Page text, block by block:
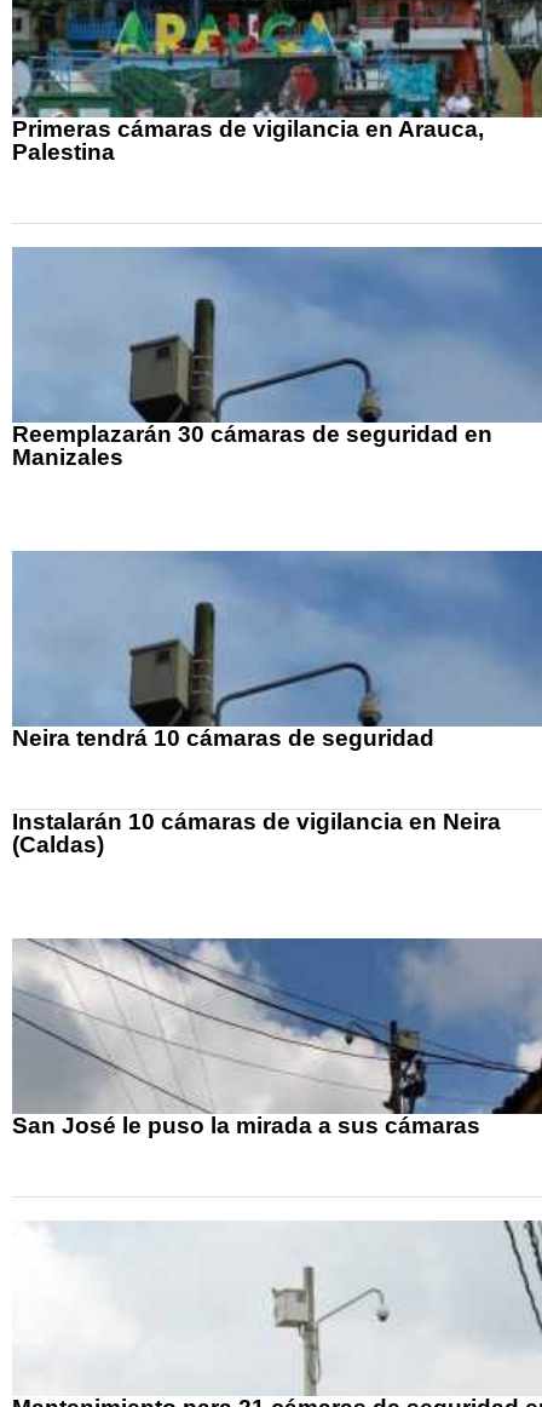
Primeras cámaras de vigilancia en Arauca,
Palestina
Reemplazarán 30 cámaras de seguridad en
Manizales
Neira tendrá 10 cámaras de seguridad
Instalarán 10 cámaras de vigilancia en Neira
(Caldas)
San José le puso la mirada a sus cámaras